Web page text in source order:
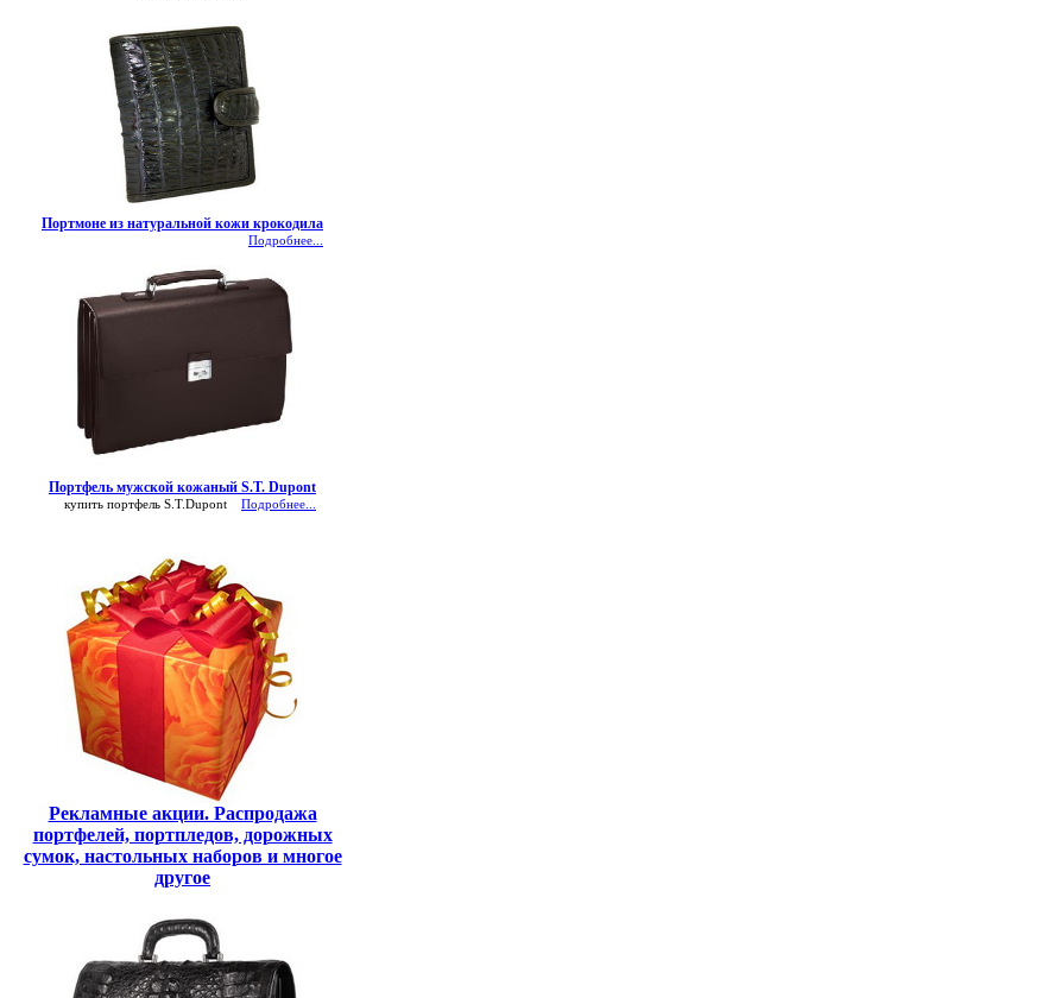
Портмоне из натуральной кожи крокодила
Подробнее...
Портфель мужской кожаный S.T. Dupont
купить портфель S.T.Dupont Подробнее...
Рекламные акции. Распродажа
портфелей, портпледов, дорожных
сумок, настольных наборов и многое
другое